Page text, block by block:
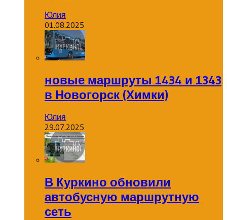
Юлия
01.08.2025
новые маршруты 1434 и 1343
в Новогорск (Химки)
Юлия
29.07.2025
В Куркино обновили
автобусную маршрутную
сеть